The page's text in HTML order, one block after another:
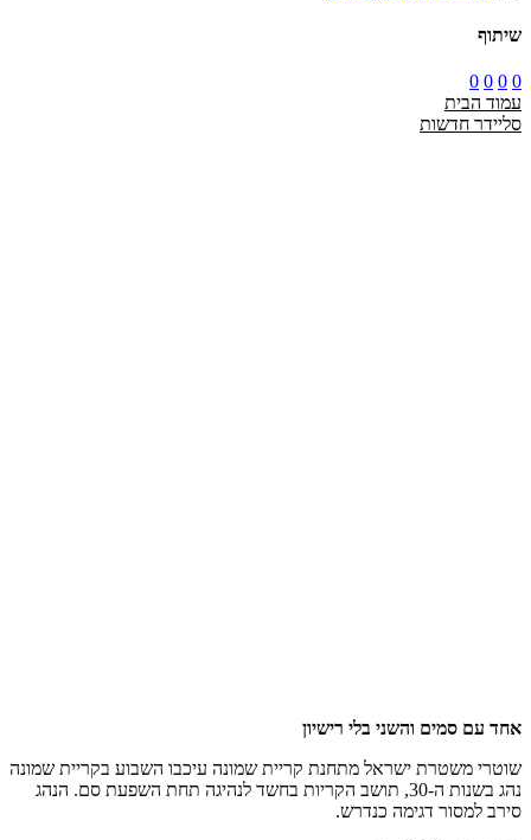
שיתוף
0
0
0
0
עמוד הבית
סליידר חדשות
אחד עם סמים והשני בלי רישיון
שוטרי משטרת ישראל מתחנת קריית שמונה עיכבו השבוע בקריית שמונה
נהג בשנות ה-30, תושב הקריות בחשד לנהיגה תחת השפעת סם. הנהג
סירב למסור דגימה כנדרש.